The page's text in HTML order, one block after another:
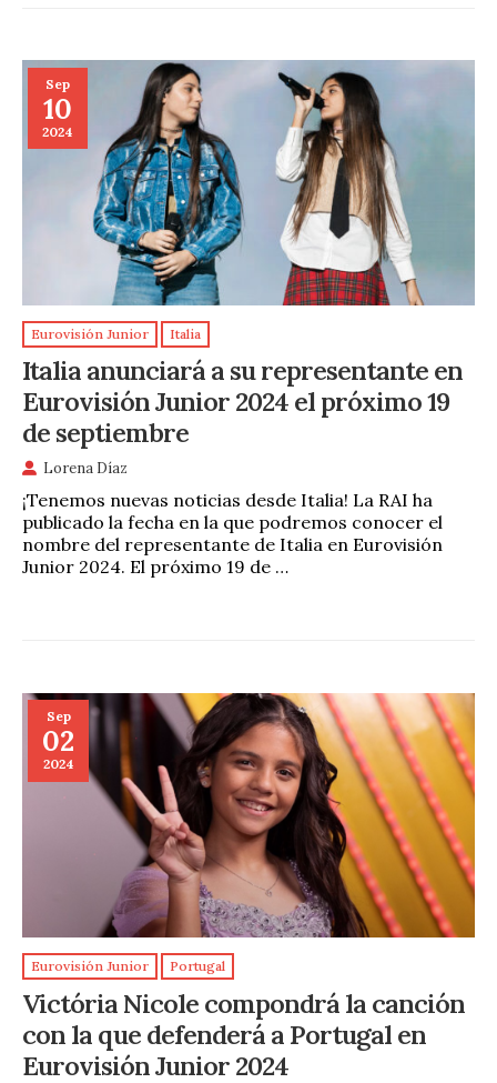
Sep
10
2024
Eurovisión Junior Italia
Italia anunciará a su representante en
Eurovisión Junior 2024 el próximo 19
de septiembre
Lorena Díaz
¡Tenemos nuevas noticias desde Italia! La RAI ha
publicado la fecha en la que podremos conocer el
nombre del representante de Italia en Eurovisión
Junior 2024. El próximo 19 de …
Sep
02
2024
Eurovisión Junior Portugal
Victória Nicole compondrá la canción
con la que defenderá a Portugal en
Eurovisión Junior 2024